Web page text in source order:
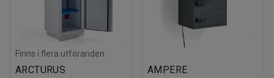
Finns i flera utföranden
ARCTURUS
AMPERE